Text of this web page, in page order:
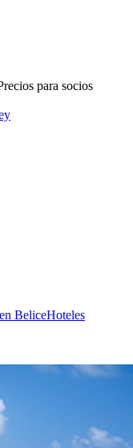
para socios
BeliceHoteles